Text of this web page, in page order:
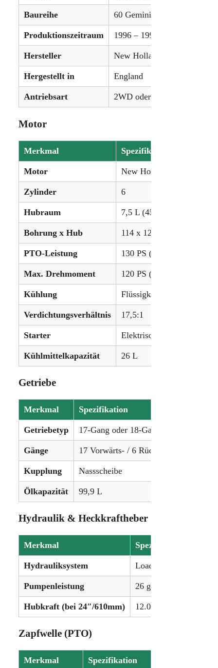
Baureihe 60 Gemini Serie
Produktionszeitraum 1996 – 1999
Hersteller New Holland
Hergestellt in England
Antriebsart 2WD oder 4WD (optional)
Motor
Merkmal Spezifikation
Motor New Holland Genesis
Zylinder 6
Hubraum 7,5 L (456 ci)
Bohrung x Hub 114 x 127 mm
PTO-Leistung 130 PS (96,9 kW)
Max. Drehmoment 120 PS (89,5 kW)
Kühlung Flüssigkeitsgekühlt
Verdichtungsverhältnis 17,5:1
Starter Elektrisch, 12 V
Kühlmittelkapazität 26 L
Getriebe
Merkmal Spezifikation
Getriebetyp 17-Gang oder 18-Gang Teil-Powershift
Gänge 17 Vorwärts- / 6 Rückwärtsgänge
Kupplung Nassscheibe
Ölkapazität 99,9 L
Hydraulik & Heckkraftheber
Merkmal Spezifikation
Hydrauliksystem Load-Sensing,
Pumpenleistung 26 gpm (98,4 lpm)
Hubkraft (bei 24″/610mm) 12.000 lbs (5.443 kg)
Zapfwelle (PTO)
Merkmal Spezifikation